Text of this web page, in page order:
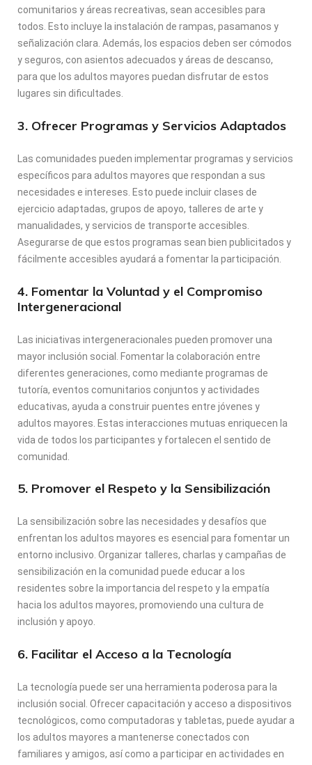
comunitarios y áreas recreativas, sean accesibles para
todos. Esto incluye la instalación de rampas, pasamanos y
señalización clara. Además, los espacios deben ser cómodos
y seguros, con asientos adecuados y áreas de descanso,
para que los adultos mayores puedan disfrutar de estos
lugares sin dificultades.
3. Ofrecer Programas y Servicios Adaptados
Las comunidades pueden implementar programas y servicios
específicos para adultos mayores que respondan a sus
necesidades e intereses. Esto puede incluir clases de
ejercicio adaptadas, grupos de apoyo, talleres de arte y
manualidades, y servicios de transporte accesibles.
Asegurarse de que estos programas sean bien publicitados y
fácilmente accesibles ayudará a fomentar la participación.
4. Fomentar la Voluntad y el Compromiso
Intergeneracional
Las iniciativas intergeneracionales pueden promover una
mayor inclusión social. Fomentar la colaboración entre
diferentes generaciones, como mediante programas de
tutoría, eventos comunitarios conjuntos y actividades
educativas, ayuda a construir puentes entre jóvenes y
adultos mayores. Estas interacciones mutuas enriquecen la
vida de todos los participantes y fortalecen el sentido de
comunidad.
5. Promover el Respeto y la Sensibilización
La sensibilización sobre las necesidades y desafíos que
enfrentan los adultos mayores es esencial para fomentar un
entorno inclusivo. Organizar talleres, charlas y campañas de
sensibilización en la comunidad puede educar a los
residentes sobre la importancia del respeto y la empatía
hacia los adultos mayores, promoviendo una cultura de
inclusión y apoyo.
6. Facilitar el Acceso a la Tecnología
La tecnología puede ser una herramienta poderosa para la
inclusión social. Ofrecer capacitación y acceso a dispositivos
tecnológicos, como computadoras y tabletas, puede ayudar a
los adultos mayores a mantenerse conectados con
familiares y amigos, así como a participar en actividades en